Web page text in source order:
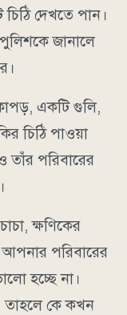
দেখতে পান।
জানালে
একটি গুলি,
চিঠি পাওয়া
তাঁর পরিবারের
ক্ষণিকের
পরিবারের
হচ্ছে না।
তাহলে কে কখন